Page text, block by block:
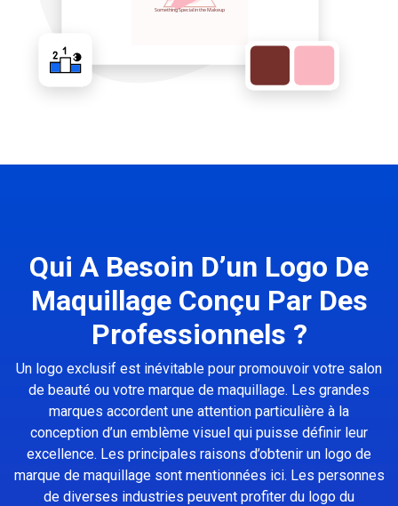
Qui A Besoin D’un Logo De
Maquillage Conçu Par Des
Professionnels ?
Un logo exclusif est inévitable pour promouvoir votre salon
de beauté ou votre marque de maquillage. Les grandes
marques accordent une attention particulière à la
conception d’un emblème visuel qui puisse définir leur
excellence. Les principales raisons d’obtenir un logo de
marque de maquillage sont mentionnées ici. Les personnes
de diverses industries peuvent profiter du logo du